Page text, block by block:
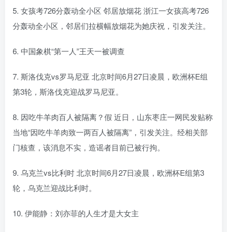
5. 女孩考726分轰动全小区 邻居放烟花 浙江一女孩高考726
分轰动全小区，邻居们拉横幅放烟花为她庆祝，引发关注。
6. 中国象棋“第一人”王天一被调查
7. 斯洛伐克vs罗马尼亚 北京时间6月27日凌晨，欧洲杯E组
第3轮，斯洛伐克迎战罗马尼亚。
8. 因吃牛羊肉百人被隔离？假 近日，山东枣庄一网民发贴称
当地“因吃牛羊肉致一两百人被隔离”，引发关注。经相关部
门核查，该消息不实，造谣者目前已被行拘。
9. 乌克兰vs比利时 北京时间6月27日凌晨，欧洲杯E组第3
轮，乌克兰迎战比利时。
10. 伊能静：刘亦菲的人生才是大女主